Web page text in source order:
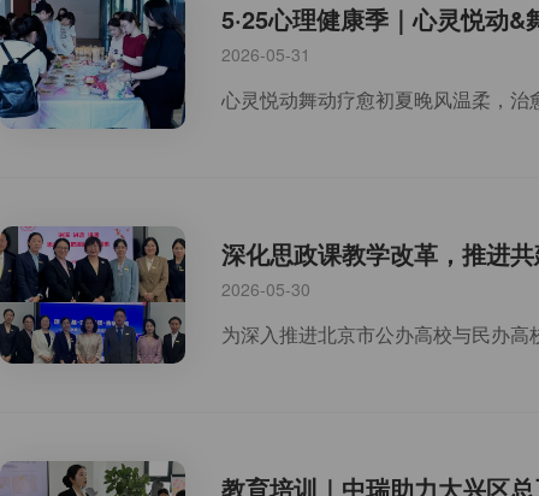
5·25心理健康季｜心灵悦动
2026-05-31
深化思政课教学改革，推进
2026-05-30
教育培训｜中瑞助力大兴区